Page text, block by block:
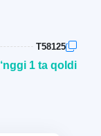
T58125
1 ta qoldi